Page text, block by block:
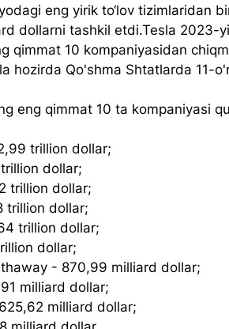
eng yirik to‘lov tizimlaridan
dollarni tashkil etdi.Tesla 2023-
qimmat 10 kompaniyasidan
hozirda Qo'shma Shtatlarda 11-
eng qimmat 10 ta kompaniyasi
trillion dollar;
dollar;
trillion dollar;
trillion dollar;
trillion dollar;
dollar;
- 870,99 milliard dollar;
milliard dollar;
milliard dollar;